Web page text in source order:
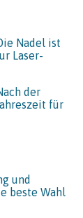
Nadel ist
Laser-
der
für
und
beste Wahl